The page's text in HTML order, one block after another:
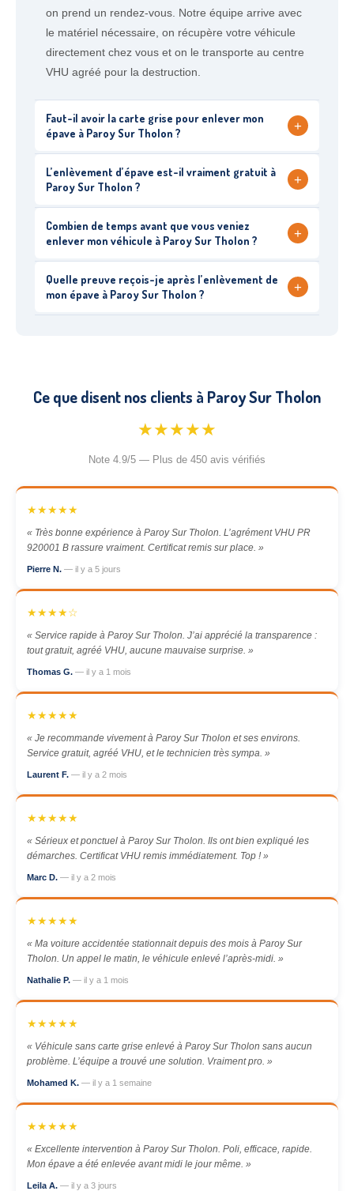
on prend un rendez-vous. Notre équipe arrive avec
le matériel nécessaire, on récupère votre véhicule
directement chez vous et on le transporte au centre
VHU agréé pour la destruction.
Faut-il avoir la carte grise pour enlever mon
épave à Paroy Sur Tholon ?
+
L’enlèvement d’épave est-il vraiment gratuit à
Paroy Sur Tholon ?
+
Combien de temps avant que vous veniez
enlever mon véhicule à Paroy Sur Tholon ?
+
Quelle preuve reçois-je après l’enlèvement de
mon épave à Paroy Sur Tholon ?
+
Ce que disent nos clients à Paroy Sur Tholon
★★★★★
Note 4.9/5 — Plus de 450 avis vérifiés
★★★★★
« Très bonne expérience à Paroy Sur Tholon. L’agrément VHU PR
920001 B rassure vraiment. Certificat remis sur place. »
Pierre N. — il y a 5 jours
★★★★☆
« Service rapide à Paroy Sur Tholon. J’ai apprécié la transparence :
tout gratuit, agréé VHU, aucune mauvaise surprise. »
Thomas G. — il y a 1 mois
★★★★★
« Je recommande vivement à Paroy Sur Tholon et ses environs.
Service gratuit, agréé VHU, et le technicien très sympa. »
Laurent F. — il y a 2 mois
★★★★★
« Sérieux et ponctuel à Paroy Sur Tholon. Ils ont bien expliqué les
démarches. Certificat VHU remis immédiatement. Top ! »
Marc D. — il y a 2 mois
★★★★★
« Ma voiture accidentée stationnait depuis des mois à Paroy Sur
Tholon. Un appel le matin, le véhicule enlevé l’après-midi. »
Nathalie P. — il y a 1 mois
★★★★★
« Véhicule sans carte grise enlevé à Paroy Sur Tholon sans aucun
problème. L’équipe a trouvé une solution. Vraiment pro. »
Mohamed K. — il y a 1 semaine
★★★★★
« Excellente intervention à Paroy Sur Tholon. Poli, efficace, rapide.
Mon épave a été enlevée avant midi le jour même. »
Leila A. — il y a 3 jours